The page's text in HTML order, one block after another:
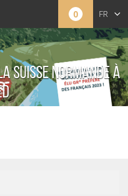
0 FR
SUISSE NORMANDE À